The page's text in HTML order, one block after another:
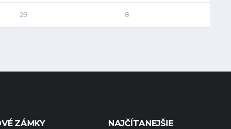
29 8
ZÁMKY NAJČÍTANEJŠIE